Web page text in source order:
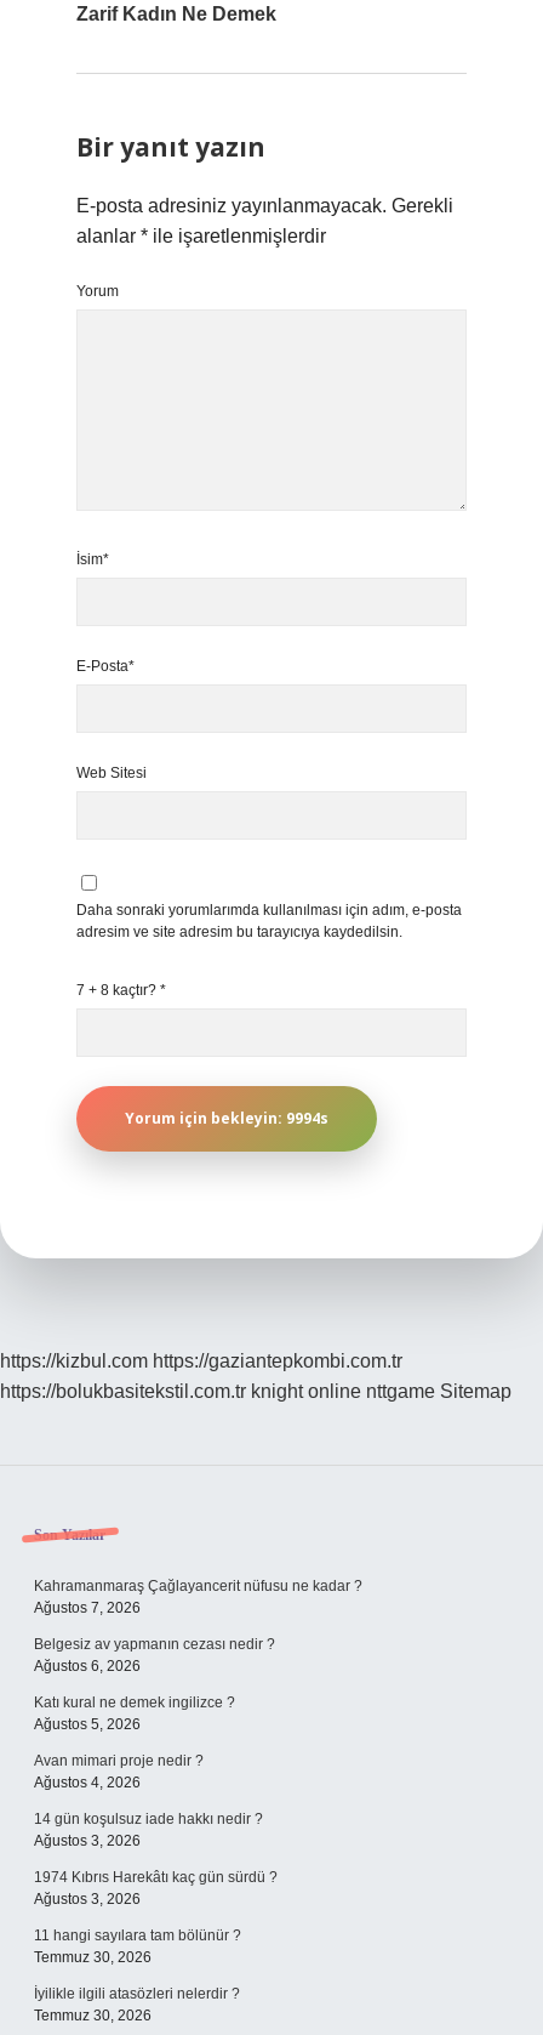
Zarif Kadın Ne Demek
Bir yanıt yazın
E-posta adresiniz yayınlanmayacak. Gerekli
alanlar * ile işaretlenmişlerdir
Yorum
İsim*
E-Posta*
Web Sitesi
Daha sonraki yorumlarımda kullanılması için adım, e-posta
adresim ve site adresim bu tarayıcıya kaydedilsin.
7 + 8 kaçtır? *
https://kizbul.com https://gaziantepkombi.com.tr
https://bolukbasitekstil.com.tr knight online nttgame Sitemap
Sidebar
Son Yazılar
Kahramanmaraş Çağlayancerit nüfusu ne kadar ?
Ağustos 7, 2026
Belgesiz av yapmanın cezası nedir ?
Ağustos 6, 2026
Katı kural ne demek ingilizce ?
Ağustos 5, 2026
Avan mimari proje nedir ?
Ağustos 4, 2026
14 gün koşulsuz iade hakkı nedir ?
Ağustos 3, 2026
1974 Kıbrıs Harekâtı kaç gün sürdü ?
Ağustos 3, 2026
11 hangi sayılara tam bölünür ?
Temmuz 30, 2026
İyilikle ilgili atasözleri nelerdir ?
Temmuz 30, 2026